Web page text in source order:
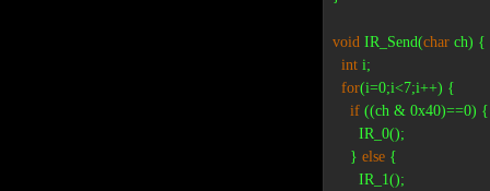
void IR_Send(char ch) {
int i;
for(i=0;i<7;i++) {
if ((ch & 0x40)==0) {
IR_0();
} else {
IR_1();